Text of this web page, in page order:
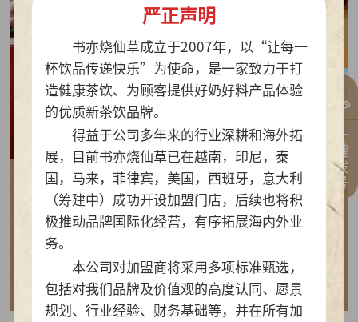
一键拨号
2026-07-30
做实亲民茶饮！书亦烧仙草以“有料品类之王”拿
下2026新茶饮TOP10
查看详情
严正声明
书亦烧仙草成立于2007年，以“让每一
杯饮品传递快乐”为使命，是一家致力于打
造健康茶饮、为顾客提供好奶好料产品体验
的优质新茶饮品牌。
得益于公司多年来的行业深耕和海外拓
展，目前书亦烧仙草已在越南，印尼，泰
国，马来，菲律宾，美国，西班牙，意大利
（筹建中）成功开设加盟门店，后续也将积
极推动品牌国际化经营，有序拓展海内外业
务。
本公司对加盟商将采用多项标准甄选，
包括对我们品牌及价值观的高度认同、愿景
规划、行业经验、财务基础等，并在所有加